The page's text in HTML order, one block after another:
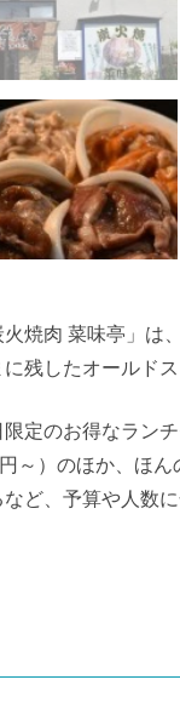
火焼肉 菜味亭」
に残したオールドス
限定のお得なラン
～）のほか、ほ
など、予算や人数